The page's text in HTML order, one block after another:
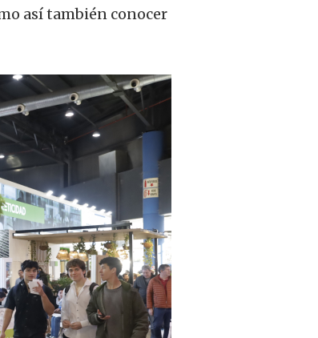
así también conocer